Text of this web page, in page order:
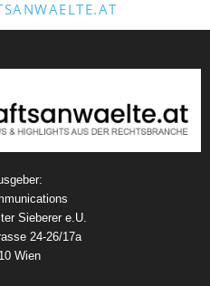
Sieberer e.U.
24-26/17a
Wien